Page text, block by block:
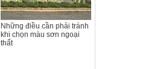
Những điều cần phải tránh
khi chọn màu sơn ngoại
thất